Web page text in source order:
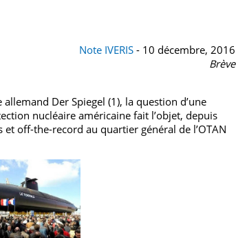
Note IVERIS - 10 décembre, 2016
Brève
Der Spiegel (1), la question d’une
nucléaire américaine fait l’objet, depuis
off-the-record au quartier général de l’OTAN